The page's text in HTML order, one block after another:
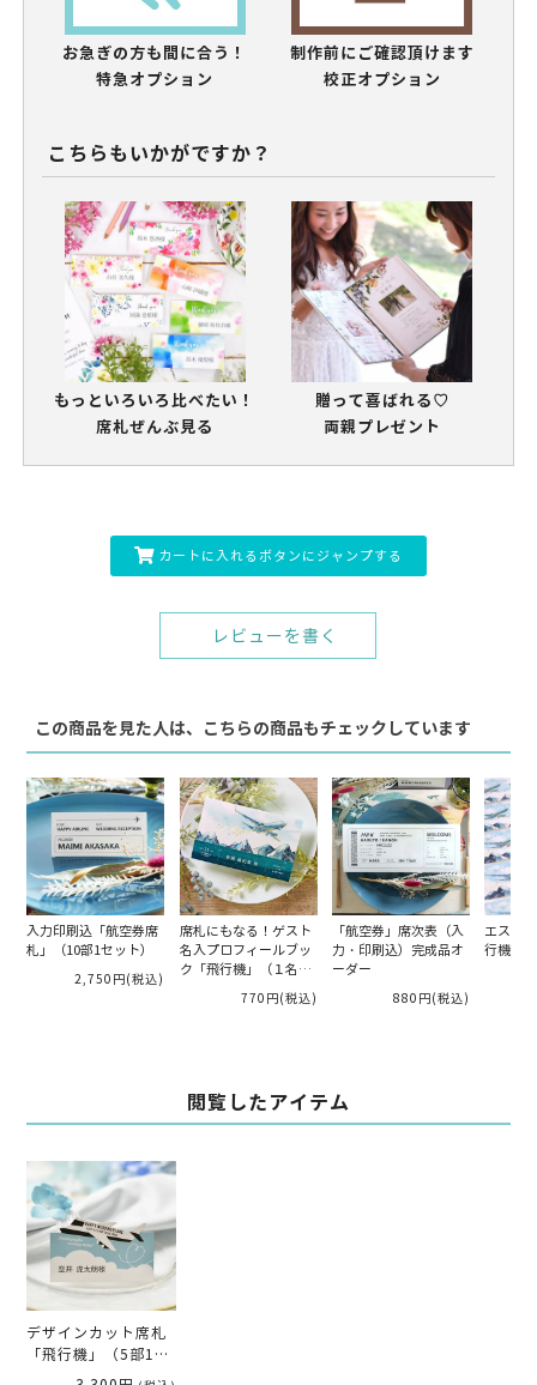
お急ぎの方も間に合う！
特急オプション
制作前にご確認頂けます
校正オプション
こちらもいかがですか？
もっといろいろ比べたい！
席札ぜんぶ見る
贈って喜ばれる♡
両親プレゼント
カートに入れるボタンにジャンプする
レビューを書く
この商品を見た人は、こちらの商品もチェックしています
入力印刷込「航空券席
札」（10部1セット）
2,750円(税込)
席札にもなる！ゲスト
名入プロフィールブッ
ク「飛行機」（１名様
770円(税込)
「航空券」席次表（入
力・印刷込）完成品オ
ーダー
880円(税込)
エスコ
行機」
閲覧したアイテム
デザインカット席札
「飛行機」（5部1セ